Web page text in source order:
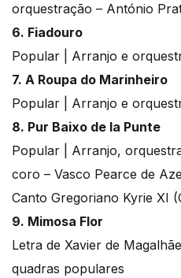
orquestração – António
6. Fiadouro
Popular | Arranjo e
7. A Roupa do Marinheiro
Popular | Arranjo e
8. Pur Baixo de la Punte
Popular | Arranjo,
coro – Vasco Pearce de
Canto Gregoriano Kyrie XI
9. Mimosa Flor
Letra de Xavier de
quadras populares